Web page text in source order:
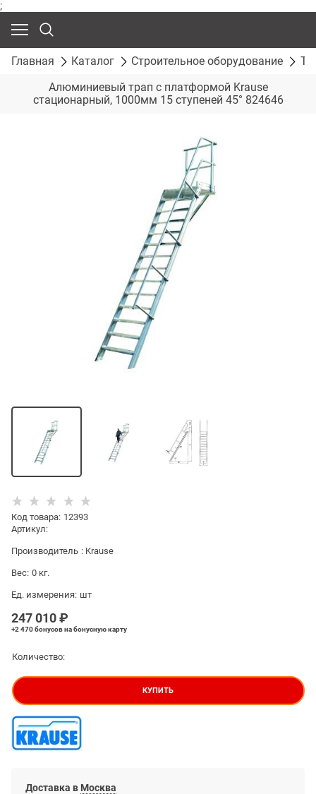
;
Главная Каталог Строительное оборудование
Алюминиевый трап с платформой Krause
стационарный, 1000мм 15 ступеней 45° 824646
Код товара: 12393
Артикул:
Производитель : Krause
Вес: 0 кг.
Ед. измерения: шт
247 010 ₽
+2 470 бонусовна бонусную карту
Количество:
КУПИТЬ
Доставка в Москва